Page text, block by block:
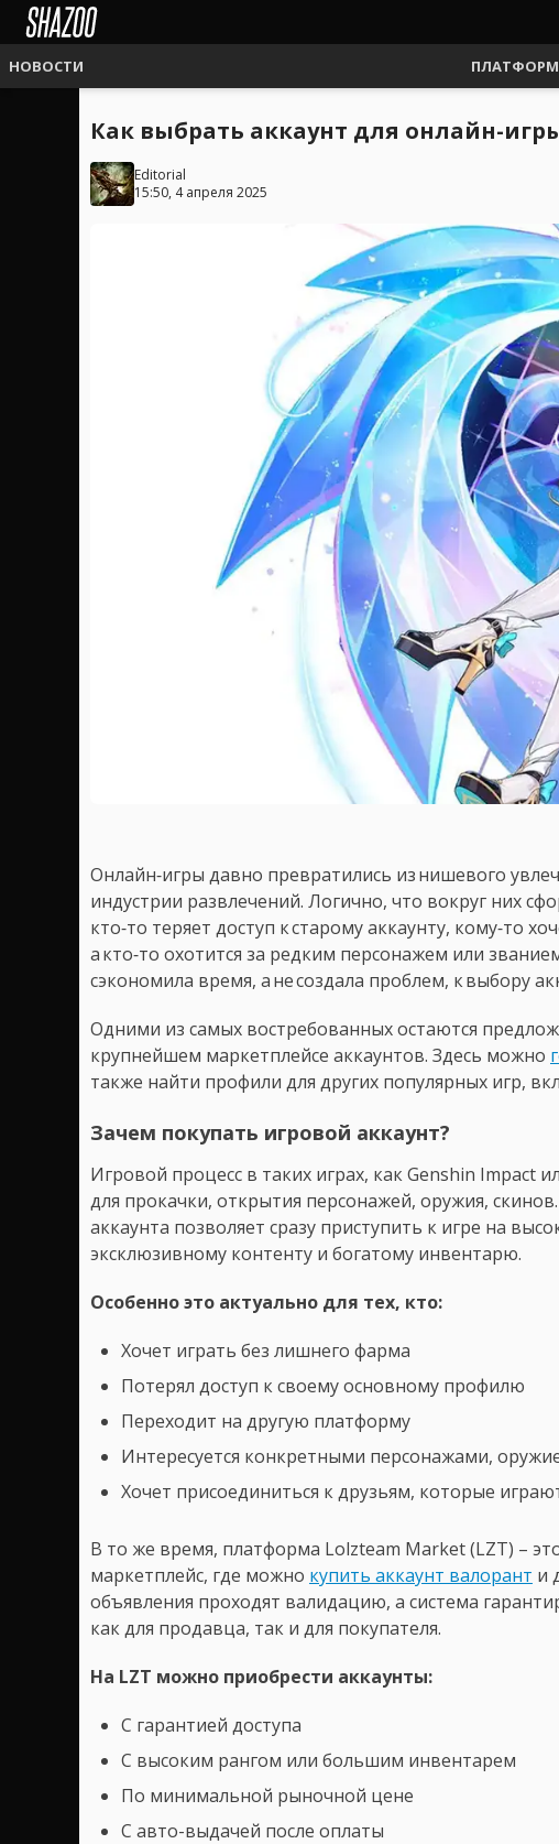
НОВОСТИ
Как выбрать аккаунт для онлайн-
Editorial
15:50, 4 апреля 2025
Онлайн‑игры давно превратились из нишевого
индустрии развлечений. Логично, что вокруг них
кто‑то теряет доступ к старому аккаунту, кому‑то
а кто‑то охотится за редким персонажем или
сэкономила время, а не создала проблем, к выбору
Одними из самых востребованных остаются
крупнейшем маркетплейсе аккаунтов. Здесь можно
также найти профили для других популярных игр,
Зачем покупать игровой аккаунт?
Игровой процесс в таких играх, как Genshin Impact
для прокачки, открытия персонажей, оружия,
аккаунта позволяет сразу приступить к игре на
эксклюзивному контенту и богатому инвентарю.
Особенно это актуально для тех, кто:
Хочет играть без лишнего фарма
Потерял доступ к своему основному профилю
Переходит на другую платформу
Интересуется конкретными персонажами,
Хочет присоединиться к друзьям, которые
В то же время, платформа Lolzteam Market (LZT) –
маркетплейс, где можно купить аккаунт валорант и
объявления проходят валидацию, а система
как для продавца, так и для покупателя.
На LZT можно приобрести аккаунты:
С гарантией доступа
С высоким рангом или большим инвентарем
По минимальной рыночной цене
С авто-выдачей после оплаты